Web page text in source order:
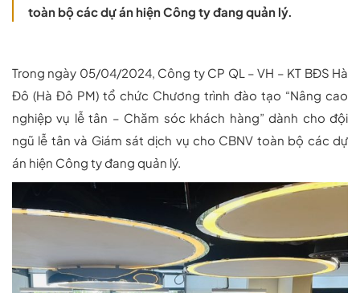
toàn bộ các dự án hiện Công ty đang quản lý.
Trong ngày 05/04/2024, Công ty CP QL – VH – KT BĐS Hà
Đô (Hà Đô PM) tổ chức Chương trình đào tạo “Nâng cao
nghiệp vụ lễ tân – Chăm sóc khách hàng” dành cho đội
ngũ lễ tân và Giám sát dịch vụ cho CBNV toàn bộ các dự
án hiện Công ty đang quản lý.